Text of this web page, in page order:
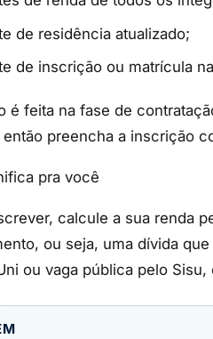
de residência atualizado;
de inscrição ou matrícula
é feita na fase de
preencha a inscrição
pra você
calcule a sua renda
ou seja, uma dívida
ou vaga pública pelo